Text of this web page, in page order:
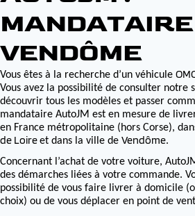
VENDÔME
Vous êtes à la recherche d’un véhicule
Vous avez la possibilité de consulter notre
découvrir tous les modèles et passer
mandataire AutoJM est en mesure de
en France métropolitaine (hors Corse),
de Loireet dans la ville de Vendôme.
Concernant l’achat de votre voiture,
des démarches liées à votre commande.
possibilité de vous faire livrer à domicile
choix) ou de vous déplacer en point de